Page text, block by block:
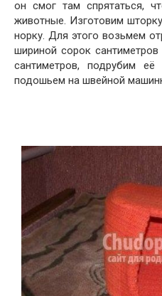
он смог там спрятаться,
животные. Изготовим
норку. Для этого возьмем
шириной сорок
сантиметров, подрубим
подошьем на швейной